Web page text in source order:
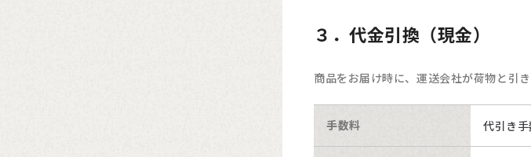
３．代金引換（現金）
商品をお届け時に、運送会社が荷物と引
手数料 代引き